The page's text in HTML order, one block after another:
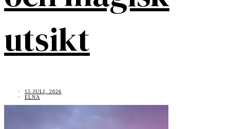
utsikt
15 JULI, 2026
ELNA